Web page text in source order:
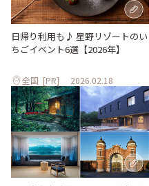
日帰り利用も♪ 星野リゾートのい
ちごイベント6選【2026年】
全国 [PR] 2026.02.18